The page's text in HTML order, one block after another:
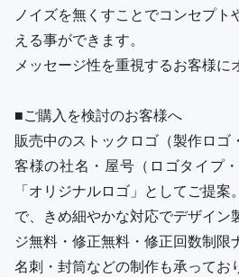
ノイズを無くすことでコンセプ
える事ができます。
メッセージ性を重視するお客様に
■ご購入を検討のお客様へ
販売中のストックロゴ（製作ロゴ
客様の社名・屋号（ロゴタイプ
「オリジナルロゴ」としてご提
で、きめ細やかな対応でデザイン
ジ無料・修正無料・修正回数制限
名刺・封筒などの制作も承ってお